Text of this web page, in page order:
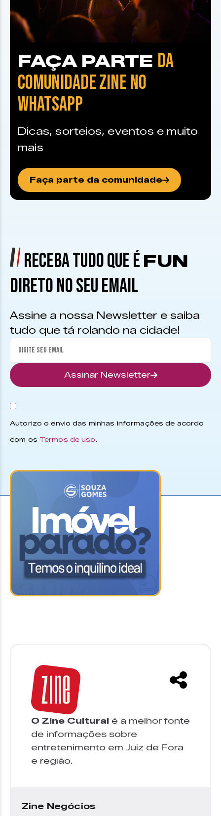
FAÇA PARTE DA
COMUNIDADE ZINE NO
WHATSAPP
Dicas, sorteios, eventos e muito
mais
Faça parte da comunidade
RECEBA TUDO QUE É FUN
DIRETO NO SEU EMAIL
Assine a nossa Newsletter e saiba
tudo que tá rolando na cidade!
Assinar Newsletter
Autorizo o envio das minhas informações de acordo
com os Termos de uso.
O Zine Cultural é a melhor fonte
de informações sobre
entretenimento em Juiz de Fora
e região.
Zine Negócios